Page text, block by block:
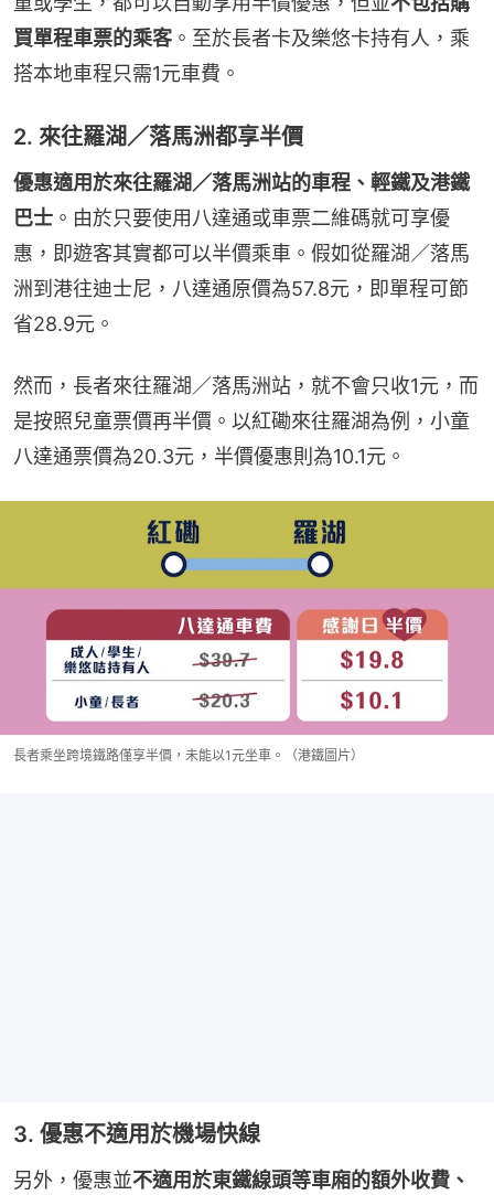
買單程車票的乘客。至於長者卡及樂悠卡持有人，乘
搭本地車程只需1元車費。
2. 來往羅湖／落馬洲都享半價
優惠適用於來往羅湖／落馬洲站的車程、輕鐵及港鐵
巴士 。由於只要使用八達通或車票二維碼就可享優
惠，即遊客其實都可以半價乘車。假如從羅湖／落馬
洲到港往迪士尼，八達通原價為57.8元，即單程可節
省28.9元。
然而，長者來往羅湖／落馬洲站，就不會只收1元，而
是按照兒童票價再半價。以紅磡來往羅湖為例，小童
八達通票價為20.3元，半價優惠則為10.1元。
長者乘坐跨境鐵路僅享半價，未能以1元坐車。（港鐵圖片）
3. 優惠不適用於機場快線
另外，優惠並不適用於東鐵線頭等車廂的額外收費、